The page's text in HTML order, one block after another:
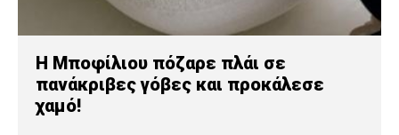
H Μποφίλιου πόζαρε πλάι σε
πανάκριβες γόβες και προκάλεσε
χαμό!